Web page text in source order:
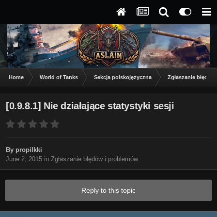
Home World of Tanks Sekcja polskojęzyczna Zgłaszanie
[0.9.8.1] Nie działające statystyki sesji
By propilkki
June 2, 2015 in Zgłaszanie błędów i problemów
Reply to this topic